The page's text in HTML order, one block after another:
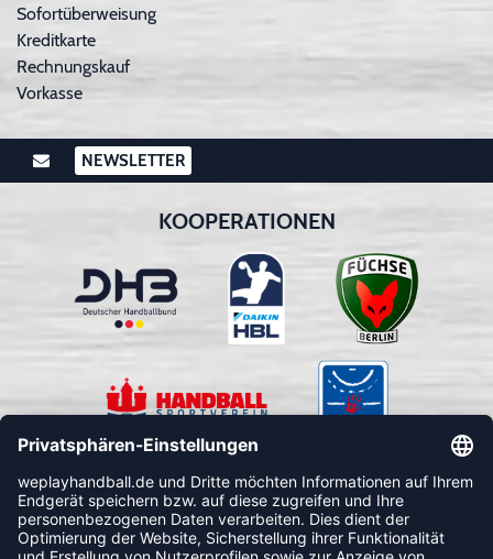
Sofortüberweisung
Kreditkarte
Rechnungskauf
Vorkasse
NEWSLETTER
KOOPERATIONEN
FOLLOW US